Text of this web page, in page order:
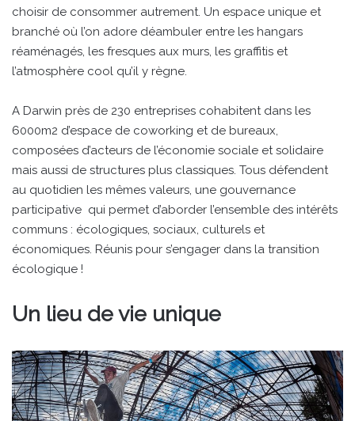
choisir de consommer autrement. Un espace unique et
branché où l’on adore déambuler entre les hangars
réaménagés, les fresques aux murs, les graffitis et
l’atmosphère cool qu’il y règne.
A Darwin près de 230 entreprises cohabitent dans les
6000m2 d’espace de coworking et de bureaux,
composées d’acteurs de l’économie sociale et solidaire
mais aussi de structures plus classiques. Tous défendent
au quotidien les mêmes valeurs, une gouvernance
participative qui permet d’aborder l’ensemble des intérêts
communs : écologiques, sociaux, culturels et
économiques. Réunis pour s’engager dans la transition
écologique !
Un lieu de vie unique